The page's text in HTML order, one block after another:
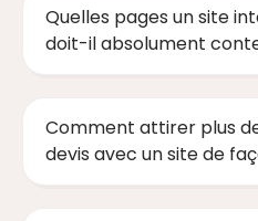
Quelles pages un site
doit-il absolument
Comment attirer plus
devis avec un site de